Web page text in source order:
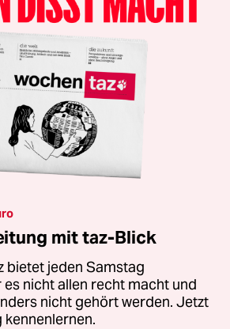
mit taz-Blick
bietet jeden Samstag
nicht allen recht macht und
nicht gehört werden. Jetzt
kennenlernen.